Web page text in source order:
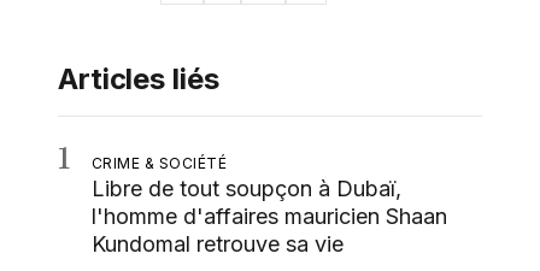
Articles liés
1 CRIME & SOCIÉTÉ
Libre de tout soupçon à Dubaï,
l'homme d'affaires mauricien Shaan
Kundomal retrouve sa vie